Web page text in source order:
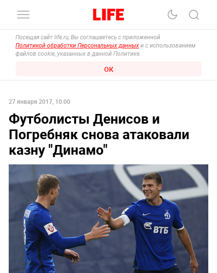
Посещая сайт life.ru, Вы соглашаетесь с приложенной
Политикой обработки Персональных данных и с использованием
файлов cookie, указанных в данной Политике.
ОК
27 января 2017, 10:00
Футболисты Денисов и
Погребняк снова атаковали
казну "Динамо"